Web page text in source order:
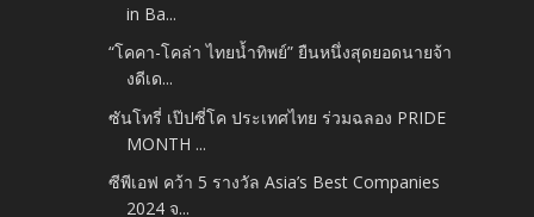
in Ba...
“โคคา-โคล่า ไทยน้ำทิพย์” ยืนหนึ่งสุดยอดนายจ้า
งดีเด...
ซันโทรี่ เป๊ปซี่โค ประเทศไทย ร่วมฉลอง PRIDE
MONTH ...
ซีพีเอฟ คว้า 5 รางวัล Asia’s Best Companies
2024 จ...